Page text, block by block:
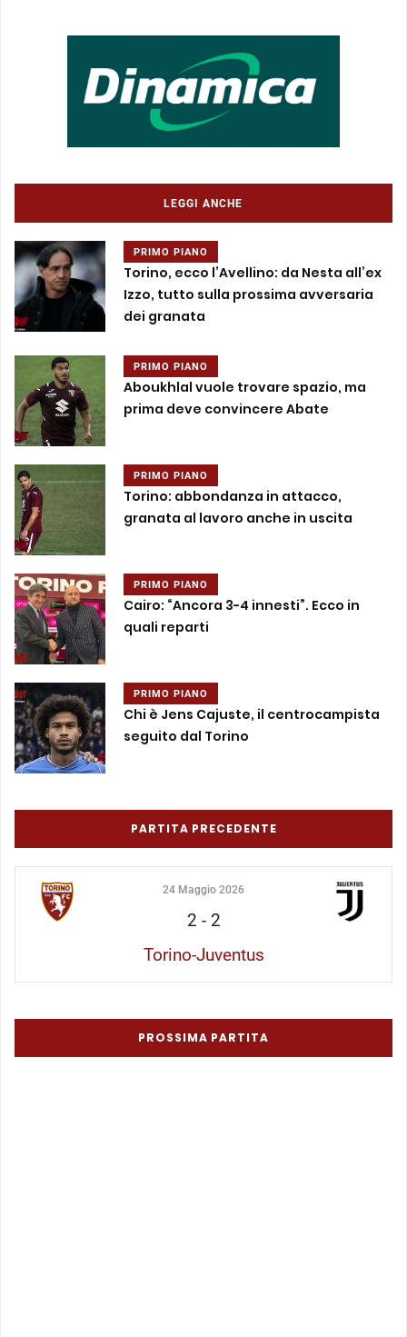
LEGGI ANCHE
PRIMO PIANO
Torino, ecco l’Avellino: da Nesta all’ex
Izzo, tutto sulla prossima avversaria
dei granata
PRIMO PIANO
Aboukhlal vuole trovare spazio, ma
prima deve convincere Abate
PRIMO PIANO
Torino: abbondanza in attacco,
granata al lavoro anche in uscita
PRIMO PIANO
Cairo: “Ancora 3-4 innesti”. Ecco in
quali reparti
PRIMO PIANO
Chi è Jens Cajuste, il centrocampista
seguito dal Torino
PARTITA PRECEDENTE
24 Maggio 2026
2 - 2
Torino-Juventus
PROSSIMA PARTITA